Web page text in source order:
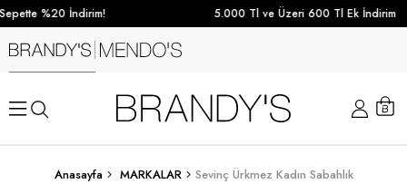
%20 İndirim! 5.000 Tl ve Üzeri 600 Tl Ek İndirim
Anasayfa MARKALAR Sevinç Ürkmez Kadın Sabahlık